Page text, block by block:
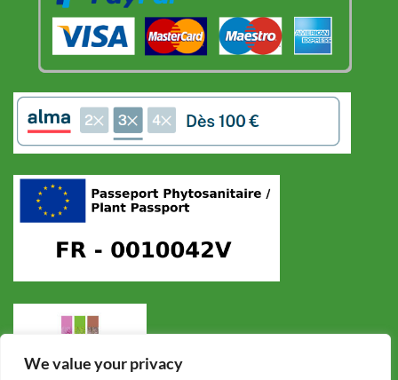
We value your privacy